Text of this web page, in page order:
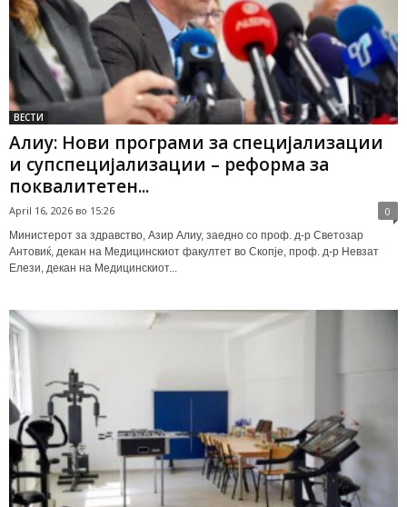
ВЕСТИ
Алиу: Нови програми за специјализации
и супспецијализации – реформа за
поквалитетен...
April 16, 2026 во 15:26 0
Министерот за здравство, Азир Алиу, заедно со проф. д-р Светозар
Антовиќ, декан на Медицинскиот факултет во Скопје, проф. д-р Невзат
Елези, декан на Медицинскиот...